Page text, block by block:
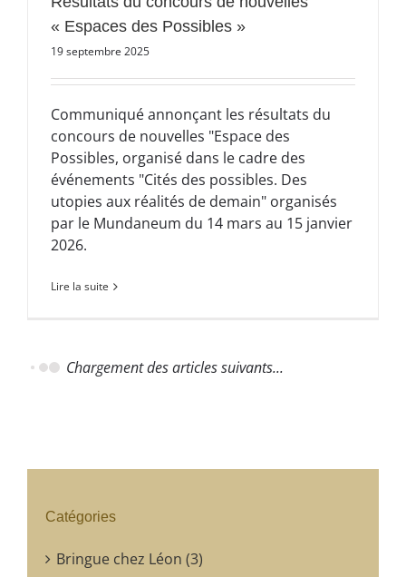
« Espaces des Possibles »
19 septembre 2025
Communiqué annonçant les résultats du
concours de nouvelles "Espace des
Possibles, organisé dans le cadre des
événements "Cités des possibles. Des
utopies aux réalités de demain" organisés
par le Mundaneum du 14 mars au 15 janvier
2026.
Lire la suite
Bringue chez Léon (3)
Guinguette Littéraire (4)